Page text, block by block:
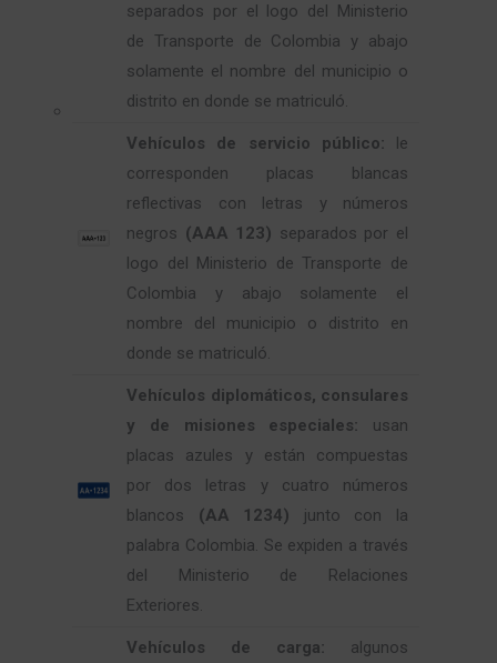
separados por el logo del Ministerio
de Transporte de Colombia y abajo
solamente el nombre del municipio o
distrito en donde se matriculó.
Vehículos de servicio público: le
corresponden placas blancas
reflectivas con letras y números
negros (AAA 123) separados por el
logo del Ministerio de Transporte de
Colombia y abajo solamente el
nombre del municipio o distrito en
donde se matriculó.
Vehículos diplomáticos, consulares
y de misiones especiales: usan
placas azules y están compuestas
por dos letras y cuatro números
blancos (AA 1234) junto con la
palabra Colombia. Se expiden a través
del Ministerio de Relaciones
Exteriores.
Vehículos de carga: algunos